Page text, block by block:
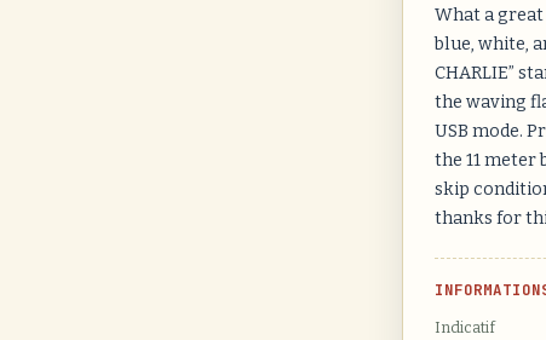
What a great
blue, white,
CHARLIE”
the waving
USB mode.
the 11 meter
skip
thanks for
Indicatif